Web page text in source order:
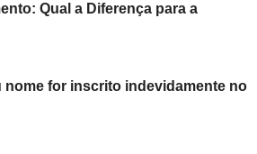
Qual a Diferença para a
nome for inscrito indevidamente no